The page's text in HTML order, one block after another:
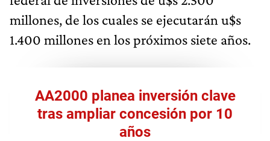
millones, de los cuales se ejecutarán u$s
1.400 millones en los próximos siete años.
AA2000 planea inversión clave
tras ampliar concesión por 10
años